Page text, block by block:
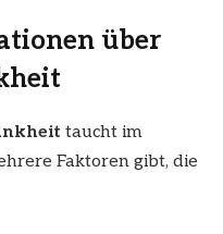
über
taucht im
Faktoren gibt, die